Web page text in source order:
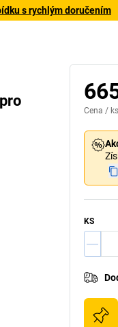
s rychlým doručením
Cena / ks
KS